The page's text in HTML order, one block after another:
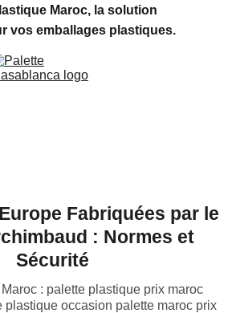
Maroc, la solution
vos emballages plastiques.
Fabriquées par le
: Normes et
Sécurité
: palette plastique prix maroc
plastique occasion palette maroc prix